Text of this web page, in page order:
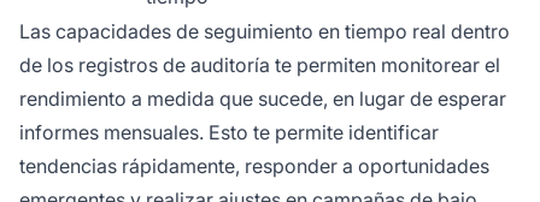
Las capacidades de seguimiento en tiempo real dentro
de los registros de auditoría te permiten monitorear el
rendimiento a medida que sucede, en lugar de esperar
informes mensuales. Esto te permite identificar
tendencias rápidamente, responder a oportunidades